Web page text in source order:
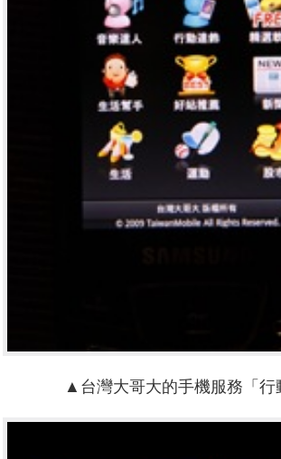
▲台灣大哥大的手機服務「行